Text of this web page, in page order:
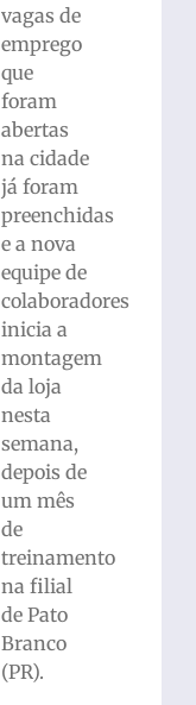
vagas de
emprego
que
foram
abertas
na cidade
já foram
preenchidas
e a nova
equipe de
colaboradores
inicia a
montagem
da loja
nesta
semana,
depois de
um mês
de
treinamento
na filial
de Pato
Branco
(PR).